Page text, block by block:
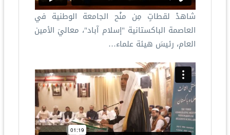
شاهدْ لقطاتٍ مِن منْح الجامعة الوطنية في
العاصمة الباكستانية "إسلام آباد"، معاليَ الأمين
العام، رئيسَ هيئة علماء…